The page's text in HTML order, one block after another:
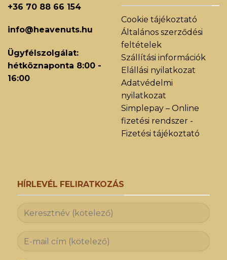
+36 70 88 66 154
info@heavenuts.hu
Ügyfélszolgálat:
hétköznaponta 8:00 -
16:00
Cookie tájékoztató
Általános szerződési
feltételek
Szállítási információk
Elállási nyilatkozat
Adatvédelmi
nyilatkozat
Simplepay – Online
fizetési rendszer -
Fizetési tájékoztató
HÍRLEVÉL FELIRATKOZÁS